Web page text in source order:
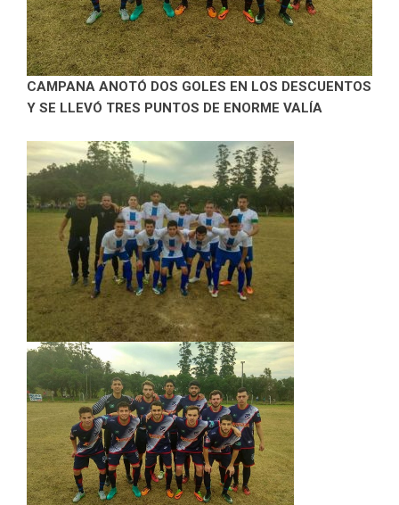
CAMPANA ANOTÓ DOS GOLES EN LOS DESCUENTOS
Y SE LLEVÓ TRES PUNTOS DE ENORME VALÍA